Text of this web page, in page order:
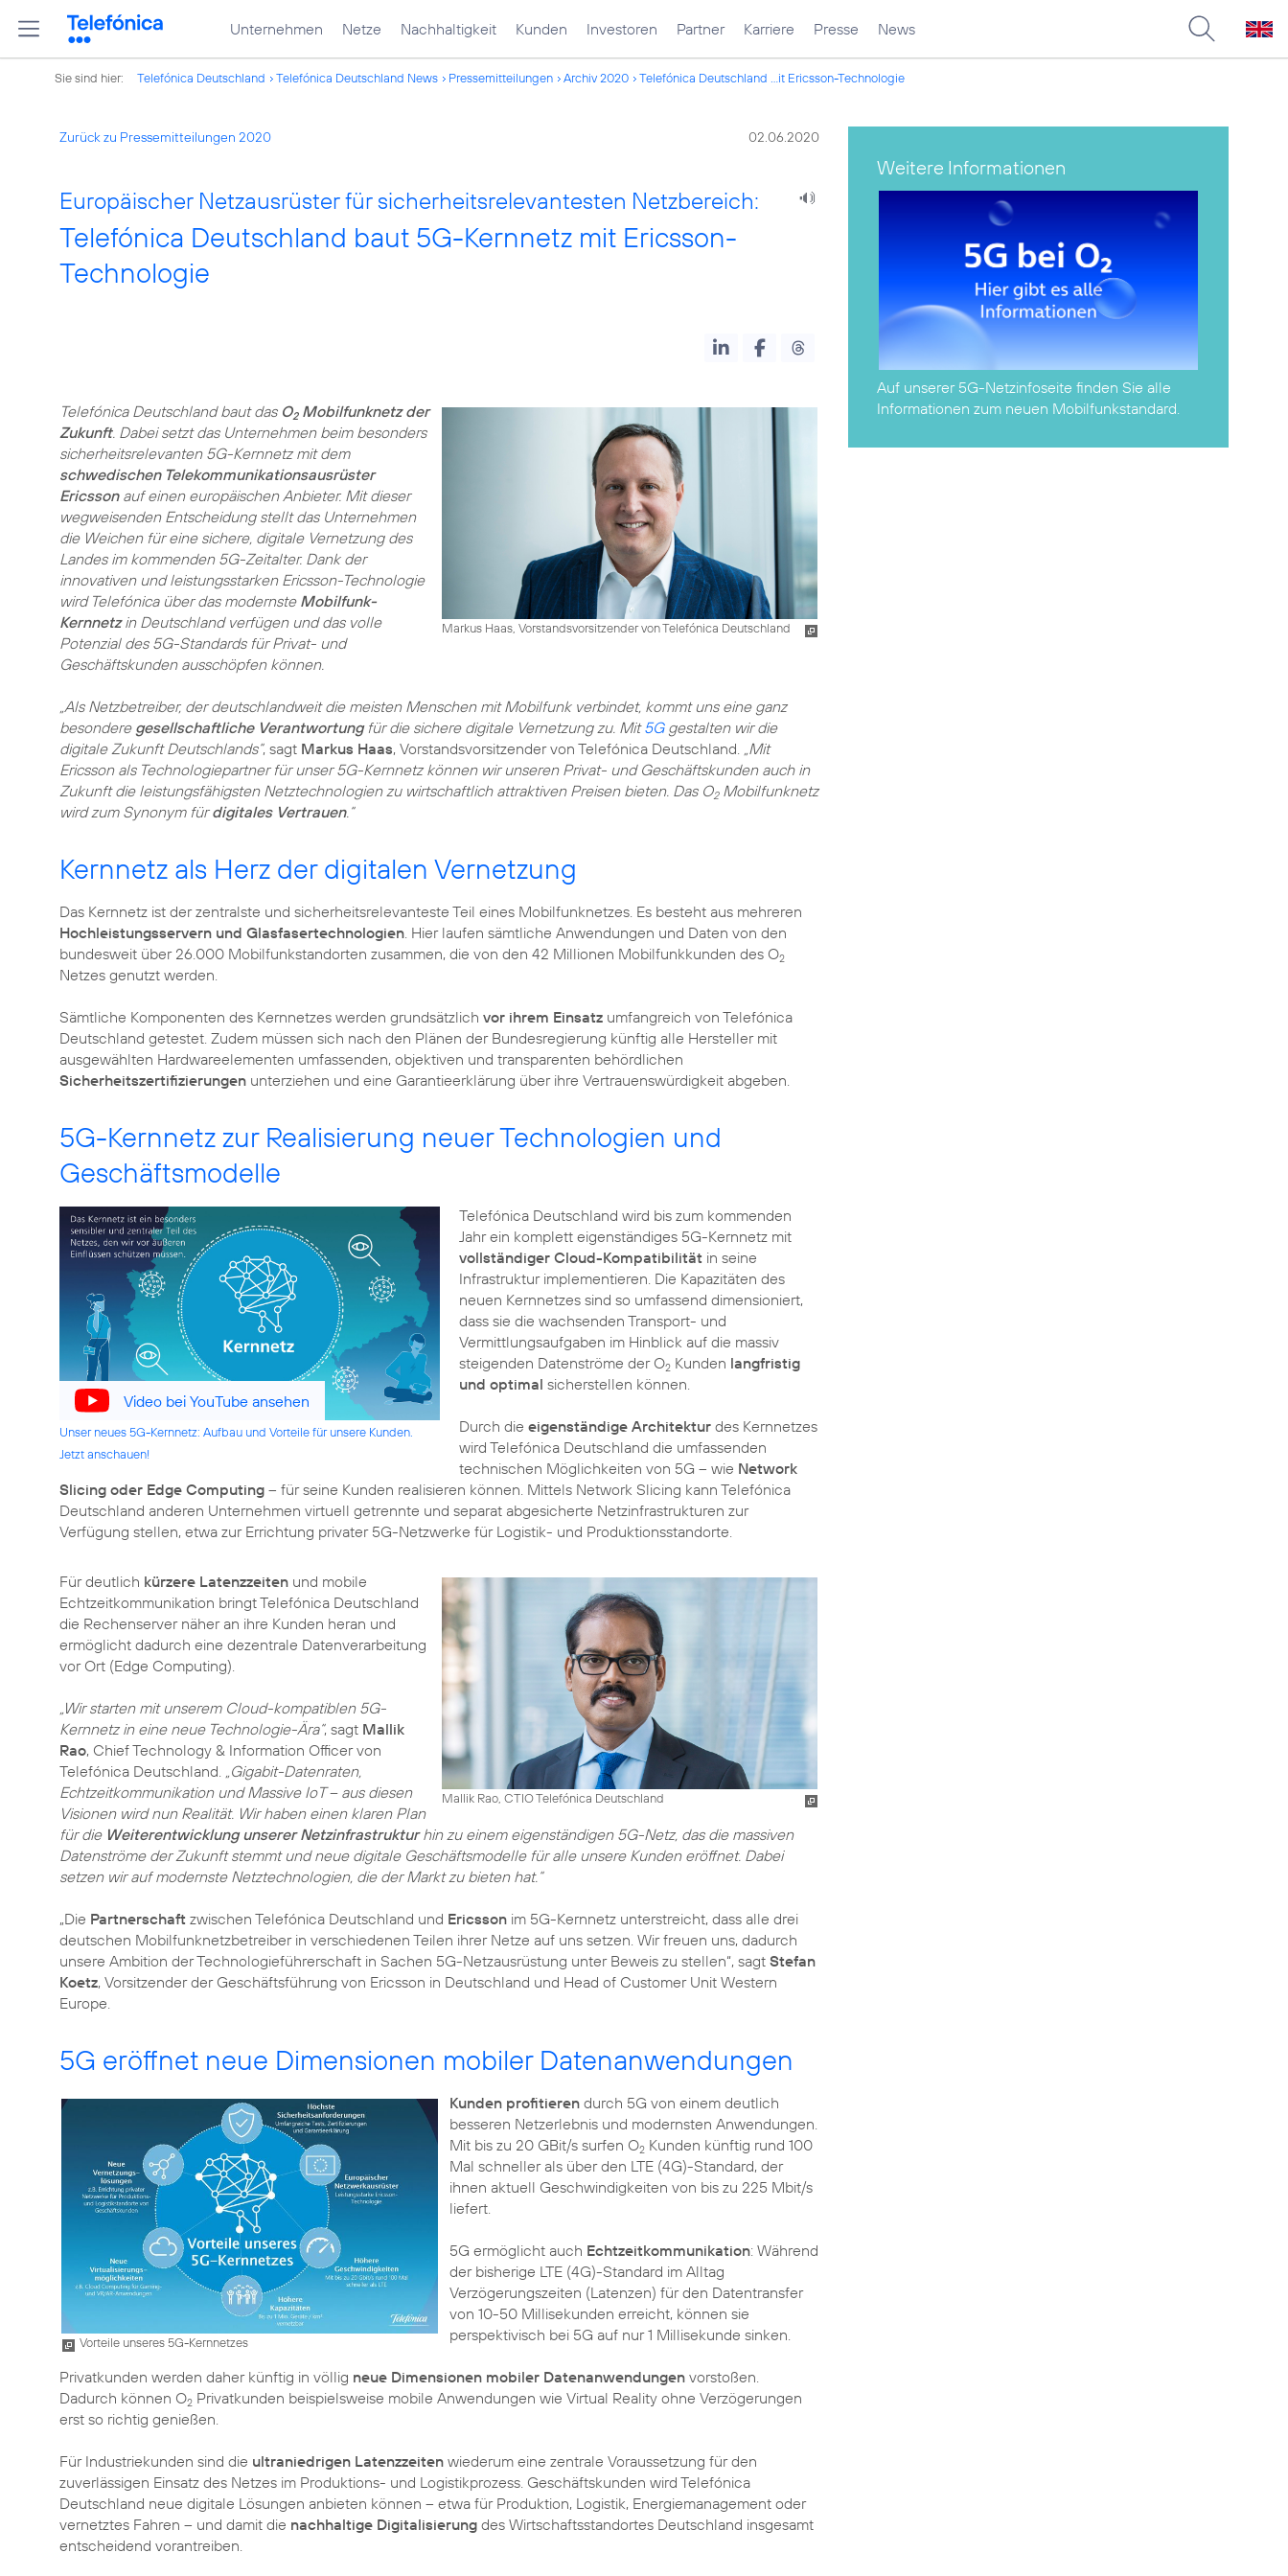
Unternehmen Netze Nachhaltigkeit Kunden Investoren Partner Karriere Presse News
Sie sind hier: Telefónica Deutschland Telefónica Deutschland News Pressemitteilungen Archiv 2020 Telefónica Deutschland ...it Ericsson-Technologie
Zurück zu Pressemitteilungen 2020 02.06.2020
Europäischer Netzausrüster für sicherheitsrelevantesten Netzbereich:
Telefónica Deutschland baut 5G-Kernnetz mit Ericsson-
Technologie
Markus Haas, Vorstandsvorsitzender von Telefónica Deutschland
Telefónica Deutschland baut das O2Mobilfunknetz der
Zukunft. Dabei setzt das Unternehmen beim besonders
sicherheitsrelevanten 5G-Kernnetz mit dem
schwedischen Telekommunikationsausrüster
Ericssonauf einen europäischen Anbieter. Mit dieser
wegweisenden Entscheidung stellt das Unternehmen
die Weichen für eine sichere, digitale Vernetzung des
Landes im kommenden 5G-Zeitalter. Dank der
innovativen und leistungsstarken Ericsson-Technologie
wird Telefónica über das modernste Mobilfunk-
Kernnetzin Deutschland verfügen und das volle
Potenzial des 5G-Standards für Privat- und
Geschäftskunden ausschöpfen können.
„Als Netzbetreiber, der deutschlandweit die meisten Menschen mit Mobilfunk verbindet, kommt uns eine ganz
besondere gesellschaftliche Verantwortungfür die sichere digitale Vernetzung zu. Mit5Ggestalten wir die
digitale Zukunft Deutschlands“, sagt Markus Haas, Vorstandsvorsitzender von Telefónica Deutschland. „Mit
Ericsson als Technologiepartner für unser 5G-Kernnetz können wir unseren Privat- und Geschäftskunden auch in
Zukunft die leistungsfähigsten Netztechnologien zu wirtschaftlich attraktiven Preisen bieten. Das O2Mobilfunknetz
wird zum Synonym fürdigitales Vertrauen.“
Kernnetz als Herz der digitalen Vernetzung
Das Kernnetz ist der zentralste und sicherheitsrelevanteste Teil eines Mobilfunknetzes. Es besteht aus mehreren
Hochleistungsservern und Glasfasertechnologien. Hier laufen sämtliche Anwendungen und Daten von den
bundesweit über 26.000 Mobilfunkstandorten zusammen, die von den 42 Millionen Mobilfunkkunden des O2
Netzes genutzt werden.
Sämtliche Komponenten des Kernnetzes werden grundsätzlich vor ihrem Einsatz umfangreich von Telefónica
Deutschland getestet. Zudem müssen sich nach den Plänen der Bundesregierung künftig alle Hersteller mit
ausgewählten Hardwareelementen umfassenden, objektiven und transparenten behördlichen
Sicherheitszertifizierungen unterziehen und eine Garantieerklärung über ihre Vertrauenswürdigkeit abgeben.
5G-Kernnetz zur Realisierung neuer Technologien und
Geschäftsmodelle
Video bei YouTube ansehen
Unser neues 5G-Kernnetz: Aufbau und Vorteile für unsere Kunden.
Jetzt anschauen!
Telefónica Deutschland wird bis zum kommenden
Jahr ein komplett eigenständiges 5G-Kernnetz mit
vollständiger Cloud-Kompatibilität in seine
Infrastruktur implementieren. Die Kapazitäten des
neuen Kernnetzes sind so umfassend dimensioniert,
dass sie die wachsenden Transport- und
Vermittlungsaufgaben im Hinblick auf die massiv
steigenden Datenströme der O2Kunden langfristig
und optimal sicherstellen können.
Durch die eigenständige Architekturdes Kernnetzes
wird Telefónica Deutschland die umfassenden
technischen Möglichkeiten von 5G – wie Network
Slicing oder Edge Computing – für seine Kunden realisieren können. Mittels Network Slicing kann Telefónica
Deutschland anderen Unternehmen virtuell getrennte und separat abgesicherte Netzinfrastrukturen zur
Verfügung stellen, etwa zur Errichtung privater 5G-Netzwerke für Logistik- und Produktionsstandorte.
Mallik Rao, CTIO Telefónica Deutschland
Für deutlich kürzere Latenzzeiten und mobile
Echtzeitkommunikation bringt Telefónica Deutschland
die Rechenserver näher an ihre Kunden heran und
ermöglicht dadurch eine dezentrale Datenverarbeitung
vor Ort (Edge Computing).
„Wir starten mit unserem Cloud-kompatiblen 5G-
Kernnetz in eine neue Technologie-Ära“, sagt Mallik
Rao, Chief Technology & Information Officer von
Telefónica Deutschland. „Gigabit-Datenraten,
Echtzeitkommunikation und Massive IoT – aus diesen
Visionen wird nun Realität. Wir haben einen klaren Plan
für die Weiterentwicklung unserer Netzinfrastrukturhin zu einem eigenständigen 5G-Netz, das die massiven
Datenströme der Zukunft stemmt und neue digitale Geschäftsmodelle für alle unsere Kunden eröffnet. Dabei
setzen wir auf modernste Netztechnologien, die der Markt zu bieten hat.“
„Die Partnerschaft zwischen Telefónica Deutschland und Ericsson im 5G-Kernnetz unterstreicht, dass alle drei
deutschen Mobilfunknetzbetreiber in verschiedenen Teilen ihrer Netze auf uns setzen. Wir freuen uns, dadurch
unsere Ambition der Technologieführerschaft in Sachen 5G-Netzausrüstung unter Beweis zu stellen“, sagt Stefan
Koetz, Vorsitzender der Geschäftsführung von Ericsson in Deutschland und Head of Customer Unit Western
Europe.
5G eröffnet neue Dimensionen mobiler Datenanwendungen
Vorteile unseres 5G-Kernnetzes
Kunden profitierendurch 5G von einem deutlich
besseren Netzerlebnis und modernsten Anwendungen.
Mit bis zu 20 GBit/s surfen O2Kunden künftig rund 100
Mal schneller als über den LTE (4G)-Standard, der
ihnen aktuell Geschwindigkeiten von bis zu 225 Mbit/s
liefert.
5G ermöglicht auch Echtzeitkommunikation: Während
der bisherige LTE (4G)-Standard im Alltag
Verzögerungszeiten (Latenzen) für den Datentransfer
von 10-50 Millisekunden erreicht, können sie
perspektivisch bei 5G auf nur 1 Millisekunde sinken.
Privatkunden werden daher künftig in völlig neue Dimensionen mobiler Datenanwendungen vorstoßen.
Dadurch können O2 Privatkunden beispielsweise mobile Anwendungen wie Virtual Reality ohne Verzögerungen
erst so richtig genießen.
Für Industriekunden sind die ultraniedrigen Latenzzeiten wiederum eine zentrale Voraussetzung für den
zuverlässigen Einsatz des Netzes im Produktions- und Logistikprozess. Geschäftskunden wird Telefónica
Deutschland neue digitale Lösungen anbieten können – etwa für Produktion, Logistik, Energiemanagement oder
vernetztes Fahren – und damit die nachhaltige Digitalisierung des Wirtschaftsstandortes Deutschland insgesamt
entscheidend vorantreiben.
Weitere Informationen
Auf unserer 5G-Netzinfoseite finden Sie alle
Informationen zum neuen Mobilfunkstandard.